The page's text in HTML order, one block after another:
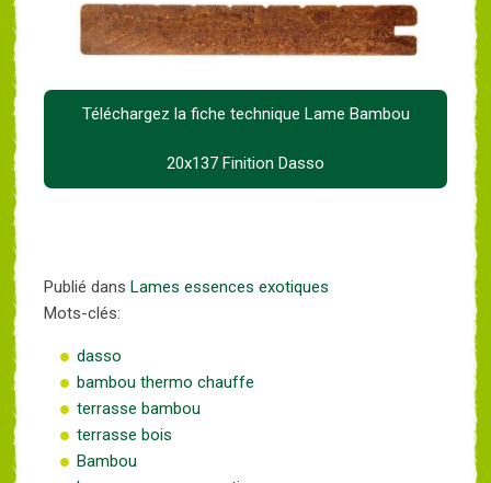
Téléchargez la fiche technique Lame Bambou
20x137 Finition Dasso
Publié dans Lames essences exotiques
Mots-clés:
dasso
bambou thermo chauffe
terrasse bambou
terrasse bois
Bambou